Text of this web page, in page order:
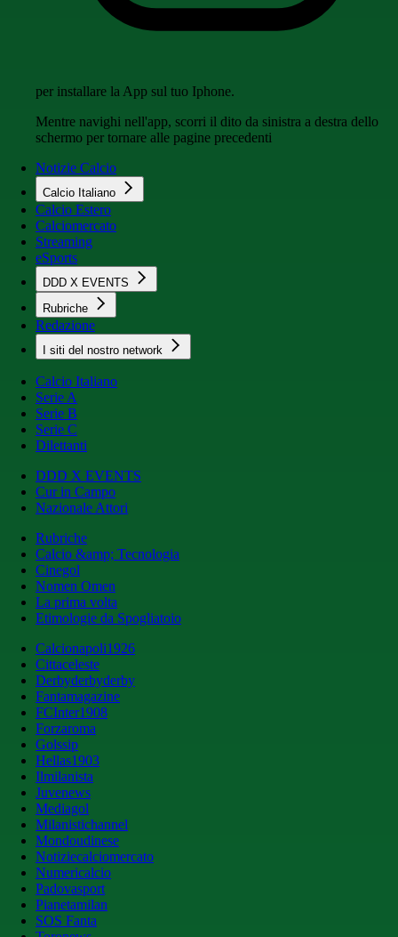
per installare la App sul tuo Iphone.
Mentre navighi nell'app, scorri il dito da sinistra a destra dello
schermo per tornare alle pagine precedenti
Notizie Calcio
Calcio Italiano
Calcio Estero
Calciomercato
Streaming
eSports
DDD X EVENTS
Rubriche
Redazione
I siti del nostro network
Calcio Italiano
Serie A
Serie B
Serie C
Dilettanti
DDD X EVENTS
Cur in Campo
Nazionale Attori
Rubriche
Calcio &amp; Tecnologia
Cinegol
Nomen Omen
La prima volta
Etimologie da Spogliatoio
Calcionapoli1926
Cittaceleste
Derbyderbyderby
Fantamagazine
FCInter1908
Forzaroma
Golssip
Hellas1903
Ilmilanista
Juvenews
Mediagol
Milanistichannel
Mondoudinese
Notiziecalciomercato
Numericalcio
Padovasport
Pianetamilan
SOS Fanta